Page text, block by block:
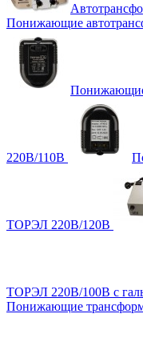
Понижающие
220В/110В
ТОРЭЛ 220В/120В
ТОРЭЛ 220В/100В с
Понижающие